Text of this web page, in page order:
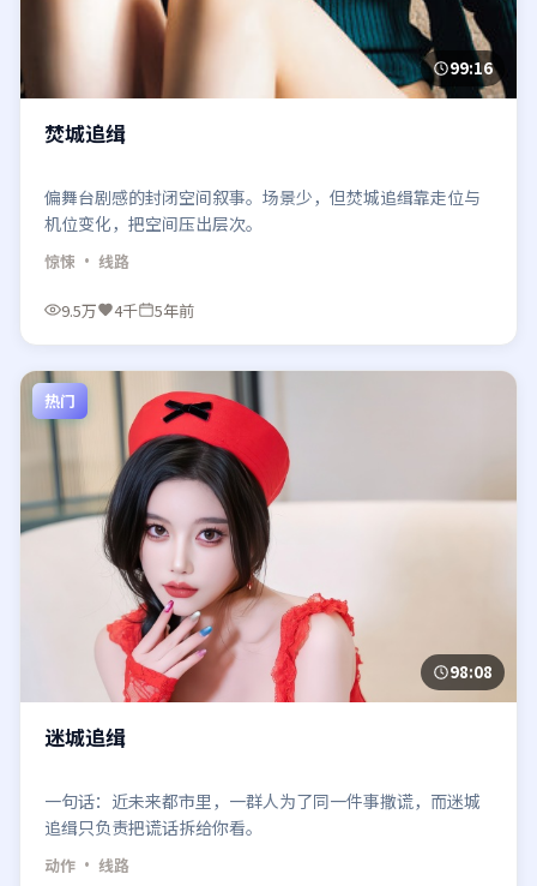
99:16
焚城追缉
偏舞台剧感的封闭空间叙事。场景少，但焚城追缉靠走位与
机位变化，把空间压出层次。
惊悚 · 线路
9.5万 4千 5年前
热门
98:08
迷城追缉
一句话：近未来都市里，一群人为了同一件事撒谎，而迷城
追缉只负责把谎话拆给你看。
动作 · 线路